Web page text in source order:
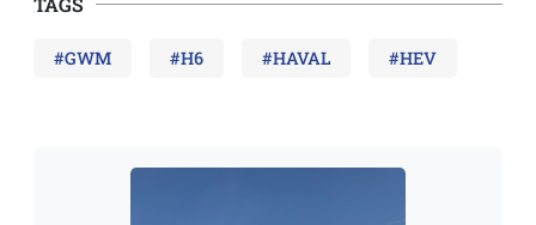
#GWM #H6 #HAVAL #HEV